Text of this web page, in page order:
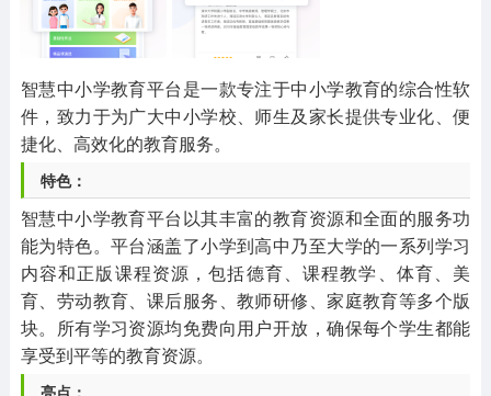
智慧中小学教育平台是一款专注于中小学教育的综合性软
件，致力于为广大中小学校、师生及家长提供专业化、便
捷化、高效化的教育服务。
特色：
智慧中小学教育平台以其丰富的教育资源和全面的服务功
能为特色。平台涵盖了小学到高中乃至大学的一系列学习
内容和正版课程资源，包括德育、课程教学、体育、美
育、劳动教育、课后服务、教师研修、家庭教育等多个版
块。所有学习资源均免费向用户开放，确保每个学生都能
享受到平等的教育资源。
亮点：